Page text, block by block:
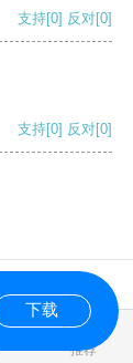
支持[0] 反对[0]
支持[0] 反对[0]
推荐
下载
0.017856s